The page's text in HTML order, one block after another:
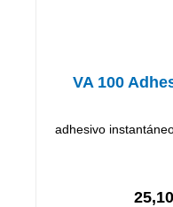
VA 100
adhesivo